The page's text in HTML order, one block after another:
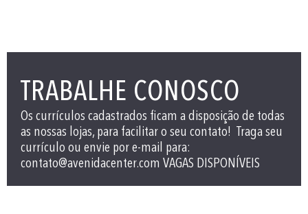
TRABALHE CONOSCO
Os currículos cadastrados ficam a disposição de todas
as nossas lojas, para facilitar o seu contato! Traga seu
currículo ou envie por e-mail para:
contato@avenidacenter.com VAGAS DISPONÍVEIS